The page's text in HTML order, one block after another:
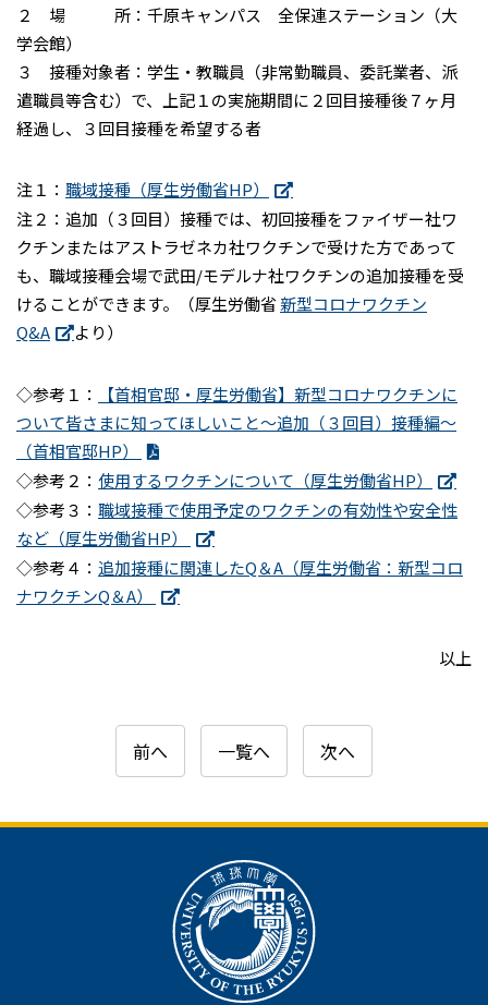
２ 場 所：千原キャンパス 全保連ステーション（大
学会館）
３ 接種対象者：学生・教職員（非常勤職員、委託業者、派
遣職員等含む）で、上記１の実施期間に２回目接種後７ヶ月
経過し、３回目接種を希望する者
注１： 職域接種（厚生労働省HP）
注２：追加（３回目）接種では、初回接種をファイザー社ワ
クチンまたはアストラゼネカ社ワクチンで受けた方であって
も、職域接種会場で武田/モデルナ社ワクチンの追加接種を受
けることができます。（厚生労働省新型コロナワクチン
Q&A
より）
◇参考１：
【首相官邸・厚生労働省】新型コロナワクチンに
ついて皆さまに知ってほしいこと～追加（３回目）接種編～
（首相官邸HP）
◇参考２： 使用するワクチンについて（厚生労働省HP）
◇参考３： 職域接種で使用予定のワクチンの有効性や安全性
など（厚生労働省HP）
◇参考４： 追加接種に関連したQ＆A（厚生労働省：新型コロ
ナワクチンQ＆A）
以上
前へ 一覧へ 次へ